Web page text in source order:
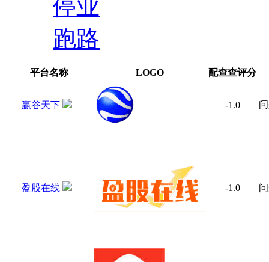
停业
跑路
平台名称 LOGO 配查查评分
赢谷天下 -1.0
盈股在线 -1.0